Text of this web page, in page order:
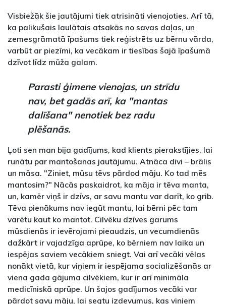
Visbiežāk šie jautājumi tiek atrisināti vienojoties. Arī tā,
ka palikušais laulātais atsakās no savas daļas, un
zemesgrāmatā īpašums tiek reģistrēts uz bērnu vārda,
varbūt ar piezīmi, ka vecākam ir tiesības šajā īpašumā
dzīvot līdz mūža galam.
Parasti ģimene vienojas, un strīdu
nav, bet gadās arī, ka "mantas
dalīšana" nenotiek bez radu
plēšanās.
Ļoti sen man bija gadījums, kad klients pierakstījies, lai
runātu par mantošanas jautājumu. Atnāca divi – brālis
un māsa. "Ziniet, mūsu tēvs pārdod māju. Ko tad mēs
mantosim?" Nācās paskaidrot, ka māja ir tēva manta,
un, kamēr viņš ir dzīvs, ar savu mantu var darīt, ko grib.
Tēva pienākums nav iegūt mantu, lai bērni pēc tam
varētu kaut ko mantot. Cilvēku dzīves garums
mūsdienās ir ievērojami pieaudzis, un vecumdienās
dažkārt ir vajadzīga aprūpe, ko bērniem nav laika un
iespējas saviem vecākiem sniegt. Vai arī vecāki vēlas
nonākt vietā, kur viņiem ir iespējama socializēšanās ar
viena gada gājuma cilvēkiem, kur ir arī minimāla
medicīniskā aprūpe. Un šajos gadījumos vecāki var
pārdot savu māju, lai segtu izdevumus, kas viņiem